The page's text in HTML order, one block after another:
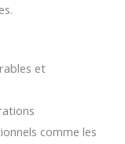
et
comme les